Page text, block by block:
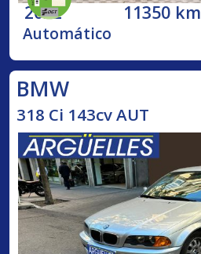
2022 11350 km
Automático
BMW
318 Ci 143cv AUT